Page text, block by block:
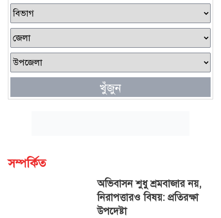
খুঁজুন
সম্পর্কিত
অভিবাসন শুধু শ্রমবাজার নয়,
নিরাপত্তারও বিষয়: প্রতিরক্ষা
উপদেষ্টা